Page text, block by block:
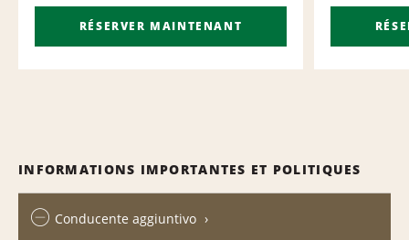
RÉSERVER MAINTENANT
INFORMATIONS IMPORTANTES ET POLITIQUES
Conducente aggiuntivo